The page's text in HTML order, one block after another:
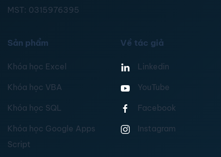
MST: 0315976395
Sản phẩm
Khóa học Excel
Khóa học VBA
Khóa học SQL
Khóa học Google Apps
Script
Về tác giả
Linkedin
YouTube
Facebook
Instagram